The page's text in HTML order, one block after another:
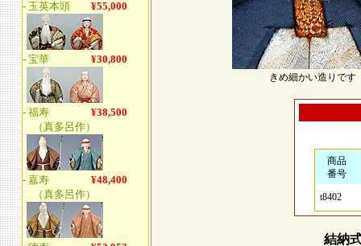
きめ細かい造りです
商品
番号
t8402
結納